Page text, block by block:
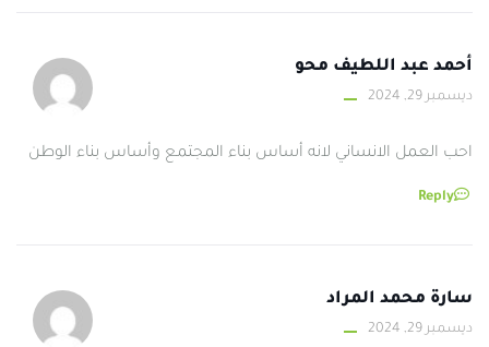
أحمد عبد اللطيف محو
ديسمبر 29, 2024
احب العمل الانساني لانه أساس بناء المجتمع وأساس بناء الوطن
Reply
سارة محمد المراد
ديسمبر 29, 2024